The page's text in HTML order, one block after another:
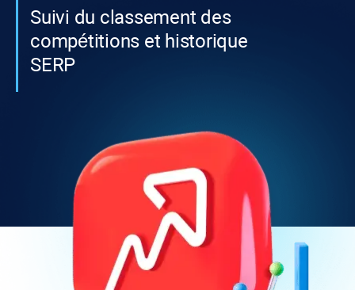
Suivi du classement des
compétitions et historique
SERP